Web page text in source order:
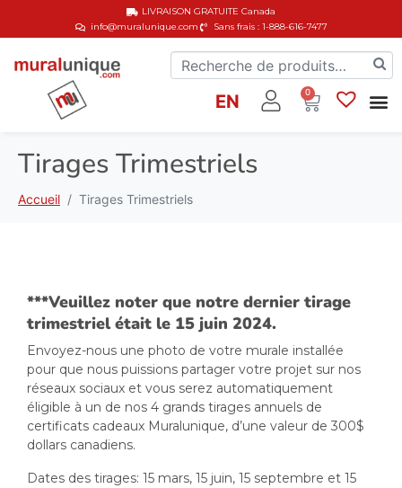
info@muralunique.com Sans frais : 1-888-616-7477
LIVRAISON GRATUITECanada
EN 0
Tirages Trimestriels
Accueil Tirages Trimestriels
***Veuillez noter que notre dernier tirage
trimestriel était le 15 juin 2024.
Envoyez-nous une photo de votre murale installée
pour que nous puissions partager votre projet sur nos
réseaux sociaux et vous serez automatiquement
éligible à un de nos 4 grands tirages annuels de
certificats cadeaux Muralunique, d’une valeur de 300$
dollars canadiens.
Dates des tirages: 15 mars, 15 juin, 15 septembre et 15